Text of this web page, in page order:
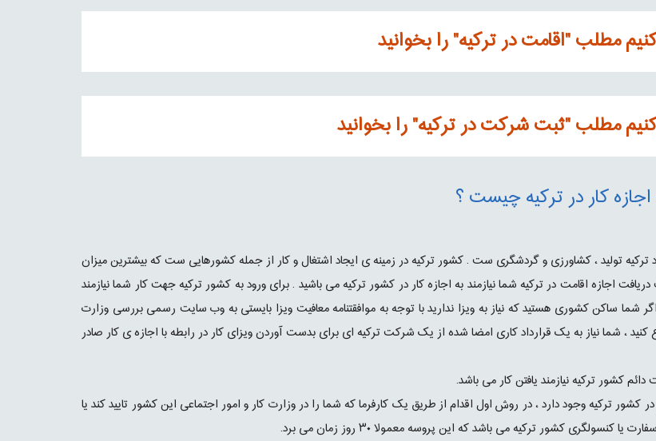
مطلب "اقامت در ترکیه" را بخوانید
مطلب "ثبت شرکت در ترکیه" را بخوانید
کار در ترکیه چیست ؟
تولید ، کشاورزی و گردشگری ست . کشور ترکیه در زمینه ی ایجاد اشتغال و کار از جمله کشورهایی ست که بیشترین میزان
اجازه اقامت در ترکیه شما نیازمند به اجازه کار در کشور ترکیه می باشید . برای ورود به کشور ترکیه جهت کار شما نیازمند
شما ساکن کشوری هستید که نیاز به ویزا ندارید با توجه به موافقتنامه معافیت ویزا بایستی به وب سایت رسمی بررسی وزارت
کنید ، شما نیاز به یک قرارداد کاری امضا شده از یک شرکت ترکیه ای برای بدست آوردن ویزای کار در رابطه با اجازه ی کار صادر
کشور ترکیه نیازمند یافتن کار می باشد.
کشور ترکیه وجود دارد ، در روش اول اقدام از طریق یک کارفرما که شما را در وزارت کار و امور اجتماعی این کشور تایید کند یا
یا کنسولگری کشور ترکیه می باشد که این پروسه معمولا ۳۰ روز زمان می برد.